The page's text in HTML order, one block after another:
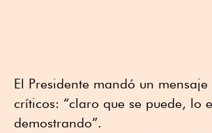
El Presidente mandó un mensaje
críticos: “claro que se puede, lo
demostrando”.